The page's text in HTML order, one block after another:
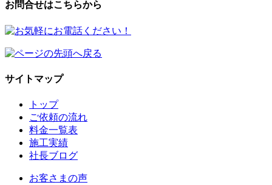
お問合せはこちらから
サイトマップ
トップ
ご依頼の流れ
料金一覧表
施工実績
社長ブログ
お客さまの声